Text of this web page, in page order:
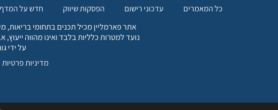
כל המאמרים עדכוני רישום הפסקות שיווק חדש על המדף
אתר פארמליין מכיל תכנים בתחומי בריאות,
נועד למטרות כלליות בלבד ואינו מהווה
על ידי
מדיניות פרטיות